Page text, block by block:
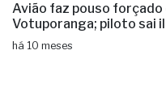
Avião faz pouso forçado
Votuporanga; piloto sai
há 10 meses